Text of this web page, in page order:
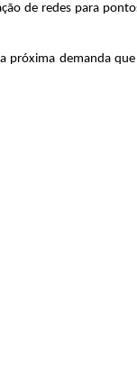
de redes para
demanda